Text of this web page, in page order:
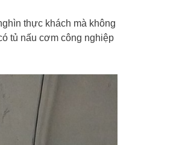
thực khách mà không
tủ nấu cơm công nghiệp